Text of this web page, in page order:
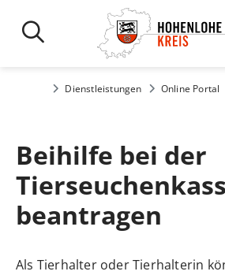
Online Portal
Dienstleistungen
Beihilfe bei der
beantragen
Als Tierhalter oder Tierhalterin